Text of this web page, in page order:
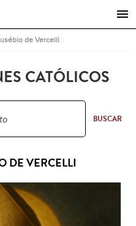
de Vercelli
CATÓLICOS
BUSCAR
DE VERCELLI